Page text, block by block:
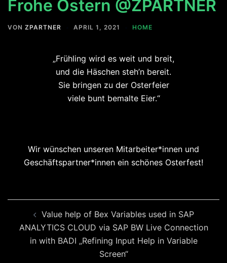
Frohe Ostern @ZPARTNER
VON ZPARTNER APRIL 1, 2021 HOME
„Frühling wird es weit und breit,
und die Häschen steh’n bereit.
Sie bringen zu der Osterfeier
viele bunt bemalte Eier.“
Wir wünschen unseren Mitarbeiter*innen und
Geschäftspartner*innen ein schönes Osterfest!
Value help of Bex Variables used in SAP
ANALYTICS CLOUD via SAP BW Live Connection
in with BADI „Refining Input Help in Variable
Screen“